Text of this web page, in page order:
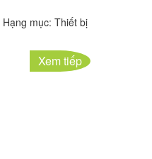
mục: Thiết bị
Xem tiếp